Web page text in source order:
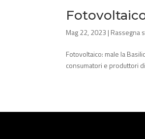
Mag 22, 2023 | Rassegna
Fotovoltaico: male la
consumatori e produttori